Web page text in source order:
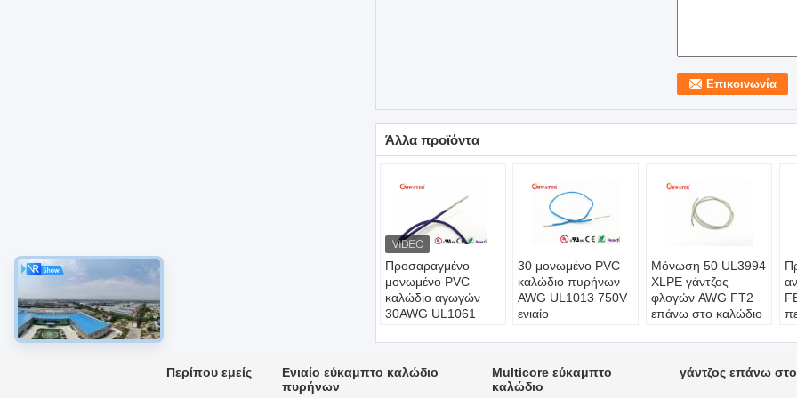
Άλλα προϊόντα
Προσαραγμένο
μονωμένο PVC
καλώδιο αγωγών
30AWG UL1061
προϊόντων:
εκτιμημένη τάση:
30 μονωμένο PVC
καλώδιο πυρήνων
AWG UL1013 750V
ενιαίο
προϊόντων:
εκτιμημένη τάση:
600V Η 750V
Μόνωση 50 UL3994
XLPE γάντζος
φλογών AWG FT2
επάνω στο καλώδιο
προϊόντων:
Μέγεθος:50 AWG -
Περίπου εμείς
Ενιαίο εύκαμπτο καλώδιο
πυρήνων
Multicore εύκαμπτο
καλώδιο
γάντζος επάνω στο